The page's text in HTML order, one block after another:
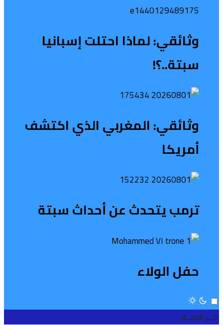
وثائقي: لماذا احتلت إسبانيا
سبتة..؟!
وثائقي: المغربي الذي اكتشف
أمريكا
ترمب يتحدث عن أحداث سبتة
حفل الولاء
اخــر الاخبــار